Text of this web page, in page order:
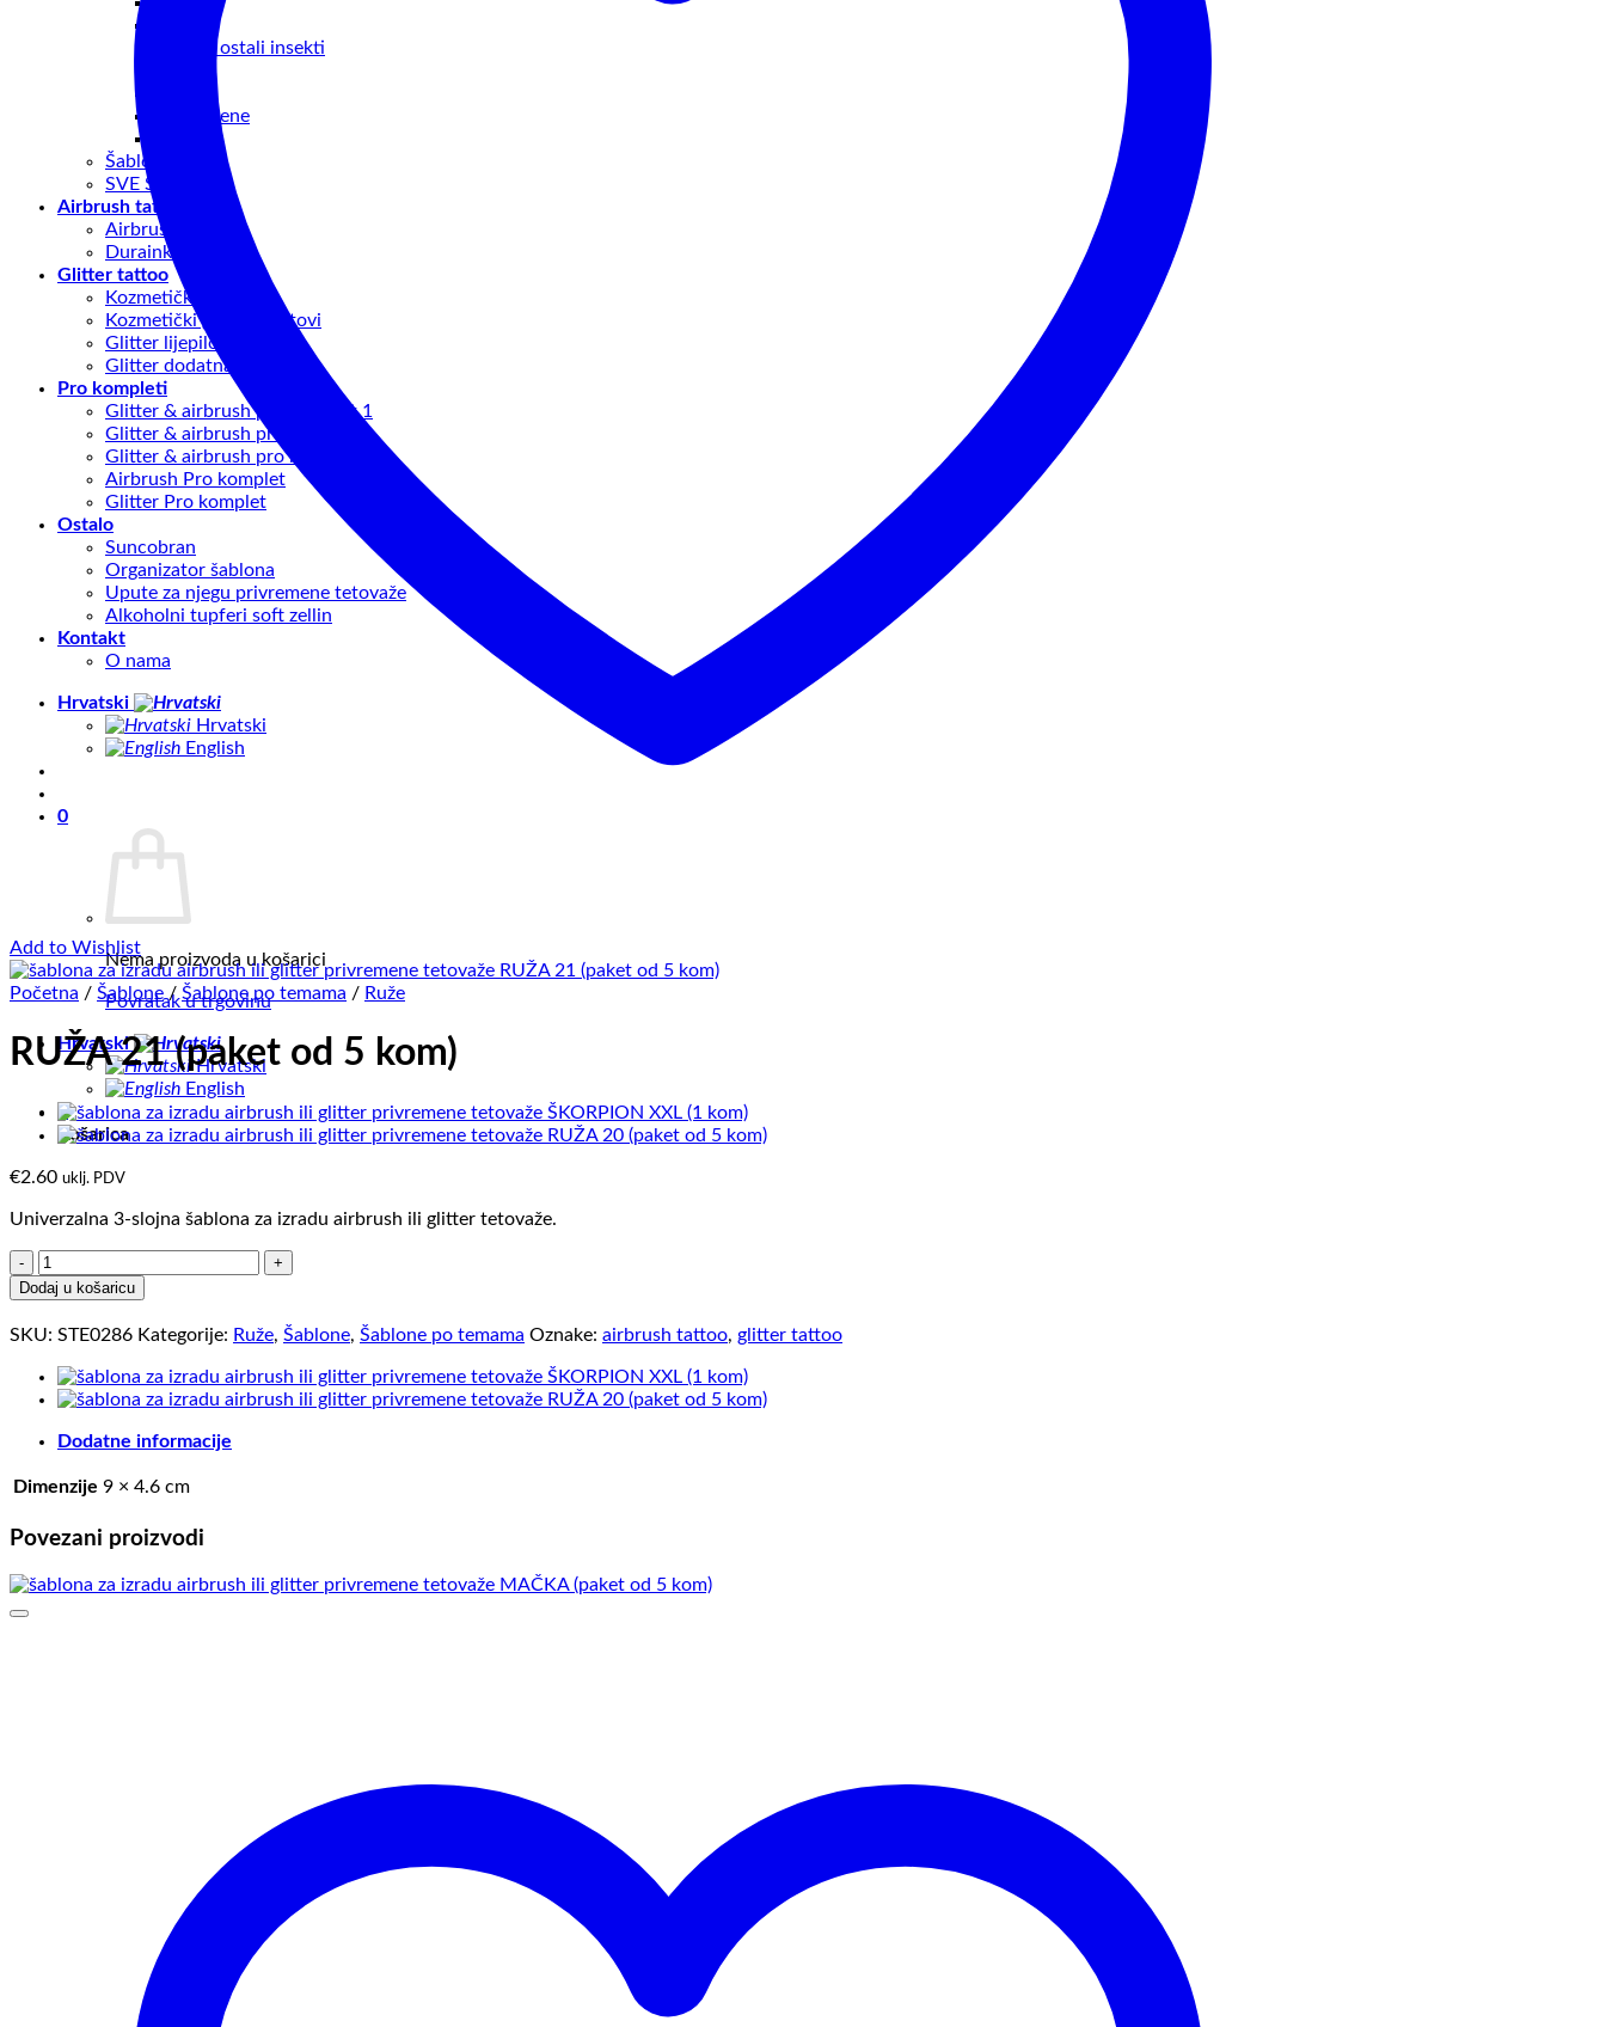
Leptiri I ostali insekti
Vile I sirene
Šablone setovi
SVE ŠABLONE
Airbrush tattoo
Airbrush oprema
Duraink boje
Glitter tattoo
Kozmetički glitter
Kozmetički glitter – setovi
Glitter lijepilo
Glitter dodatna oprema
Pro kompleti
Glitter & airbrush pro komplet 1
Glitter & airbrush pro komplet 2
Glitter & airbrush pro komplet 3
Airbrush Pro komplet
Glitter Pro komplet
Ostalo
Suncobran
Organizator šablona
Upute za njegu privremene tetovaže
Alkoholni tupferi soft zellin
Kontakt
O nama
Hrvatski
Hrvatski
English
0
Nema proizvoda u košarici
Povratak u trgovinu
Hrvatski
Hrvatski
English
0
Košarica
Add to Wishlist
Početna / Šablone / Šablone po temama / Ruže
RUŽA 21 (paket od 5 kom)
€2.60 uklj. PDV
Univerzalna 3-slojna šablona za izradu airbrush ili glitter tetovaže.
RUŽA
21
(paket
od
kom)
količina
Dodaj u košaricu
SKU: STE0286 Kategorije: Ruže, Šablone, Šablone po temama Oznake: airbrush tattoo, glitter tattoo
Dodatne informacije
Dimenzije 9 × 4.6 cm
Povezani proizvodi